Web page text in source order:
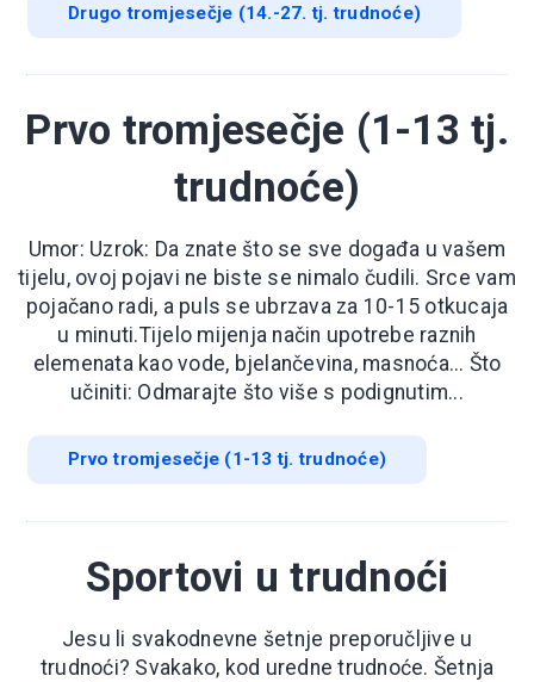
Drugo tromjesečje (14.-27. tj. trudnoće)
Prvo tromjesečje (1-13 tj.
trudnoće)
Umor: Uzrok: Da znate što se sve događa u vašem
tijelu, ovoj pojavi ne biste se nimalo čudili. Srce vam
pojačano radi, a puls se ubrzava za 10-15 otkucaja
u minuti.Tijelo mijenja način upotrebe raznih
elemenata kao vode, bjelančevina, masnoća... Što
učiniti: Odmarajte što više s podignutim...
Prvo tromjesečje (1-13 tj. trudnoće)
Sportovi u trudnoći
Jesu li svakodnevne šetnje preporučljive u
trudnoći? Svakako, kod uredne trudnoće. Šetnja